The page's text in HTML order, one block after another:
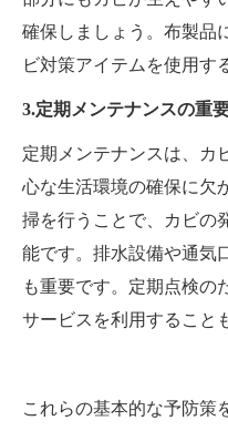
確保しましょう。布製品
ビ対策アイテムを使用す
3.定期メンテナンスの重
定期メンテナンスは、カ
心な生活環境の確保に欠
掃を行うことで、カビの
能です。排水設備や通気
も重要です。定期点検の
サービスを利用すること
これらの基本的な予防策